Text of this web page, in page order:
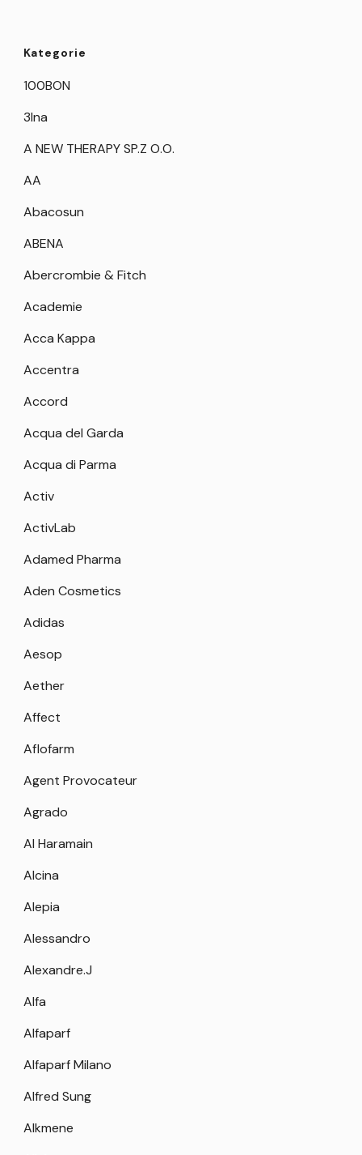
Kategorie
100BON
3Ina
A NEW THERAPY SP.Z O.O.
AA
Abacosun
ABENA
Abercrombie & Fitch
Academie
Acca Kappa
Accentra
Accord
Acqua del Garda
Acqua di Parma
Activ
ActivLab
Adamed Pharma
Aden Cosmetics
Adidas
Aesop
Aether
Affect
Aflofarm
Agent Provocateur
Agrado
Al Haramain
Alcina
Alepia
Alessandro
Alexandre.J
Alfa
Alfaparf
Alfaparf Milano
Alfred Sung
Alkmene